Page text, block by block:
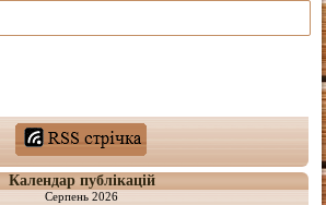
Календар публікацій
Серпень 2026